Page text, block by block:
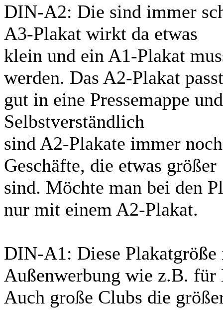
DIN-A2: Die sind immer
A3-Plakat wirkt da etwas
klein und ein A1-Plakat
werden. Das A2-Plakat passt
gut in eine Pressemappe
Selbstverständlich
sind A2-Plakate immer
Geschäfte, die etwas größer
sind. Möchte man bei den
nur mit einem A2-Plakat.
DIN-A1: Diese
Außenwerbung wie z.B. für
Auch große Clubs die